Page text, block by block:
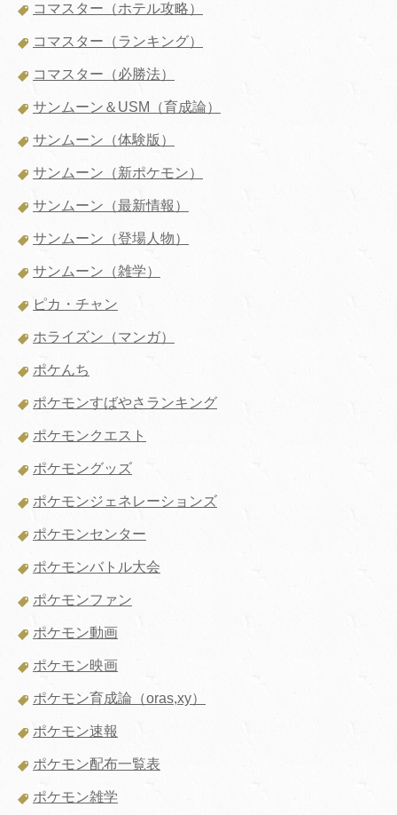
コマスター（ホテル攻略）
コマスター（ランキング）
コマスター（必勝法）
サンムーン＆USM（育成論）
サンムーン（体験版）
サンムーン（新ポケモン）
サンムーン（最新情報）
サンムーン（登場人物）
サンムーン（雑学）
ピカ・チャン
ホライズン（マンガ）
ポケんち
ポケモンすばやさランキング
ポケモンクエスト
ポケモングッズ
ポケモンジェネレーションズ
ポケモンセンター
ポケモンバトル大会
ポケモンファン
ポケモン動画
ポケモン映画
ポケモン育成論（oras,xy）
ポケモン速報
ポケモン配布一覧表
ポケモン雑学